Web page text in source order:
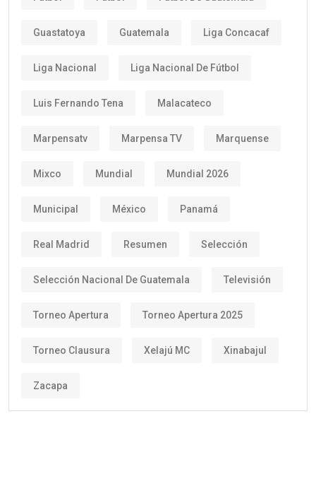
Guastatoya Guatemala Liga Concacaf
Liga Nacional Liga Nacional De Fútbol
Luis Fernando Tena Malacateco
Marpensatv Marpensa TV Marquense
Mixco Mundial Mundial 2026
Municipal México Panamá
Real Madrid Resumen Selección
Selección Nacional De Guatemala Televisión
Torneo Apertura Torneo Apertura 2025
Torneo Clausura Xelajú MC Xinabajul
Zacapa